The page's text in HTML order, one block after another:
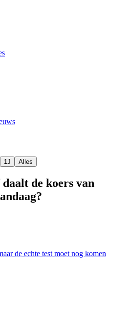
1J Alles
de koers van
de echte test moet nog komen